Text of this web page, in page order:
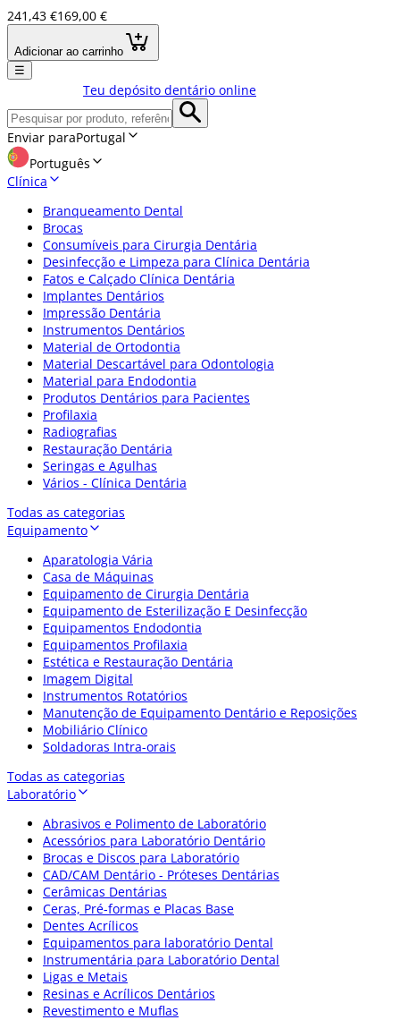
241,43 €169,00 €
Adicionar ao carrinho
☰
Teu depósito dentário online
Enviar paraPortugal
Português
Clínica
Branqueamento Dental
Brocas
Consumíveis para Cirurgia Dentária
Desinfecção e Limpeza para Clínica Dentária
Fatos e Calçado Clínica Dentária
Implantes Dentários
Impressão Dentária
Instrumentos Dentários
Material de Ortodontia
Material Descartável para Odontologia
Material para Endodontia
Produtos Dentários para Pacientes
Profilaxia
Radiografias
Restauração Dentária
Seringas e Agulhas
Vários - Clínica Dentária
Todas as categorias
Equipamento
Aparatologia Vária
Casa de Máquinas
Equipamento de Cirurgia Dentária
Equipamento de Esterilização E Desinfecção
Equipamentos Endodontia
Equipamentos Profilaxia
Estética e Restauração Dentária
Imagem Digital
Instrumentos Rotatórios
Manutenção de Equipamento Dentário e Reposições
Mobiliário Clínico
Soldadoras Intra-orais
Todas as categorias
Laboratório
Abrasivos e Polimento de Laboratório
Acessórios para Laboratório Dentário
Brocas e Discos para Laboratório
CAD/CAM Dentário - Próteses Dentárias
Cerâmicas Dentárias
Ceras, Pré-formas e Placas Base
Dentes Acrílicos
Equipamentos para laboratório Dental
Instrumentária para Laboratório Dental
Ligas e Metais
Resinas e Acrílicos Dentários
Revestimento e Muflas